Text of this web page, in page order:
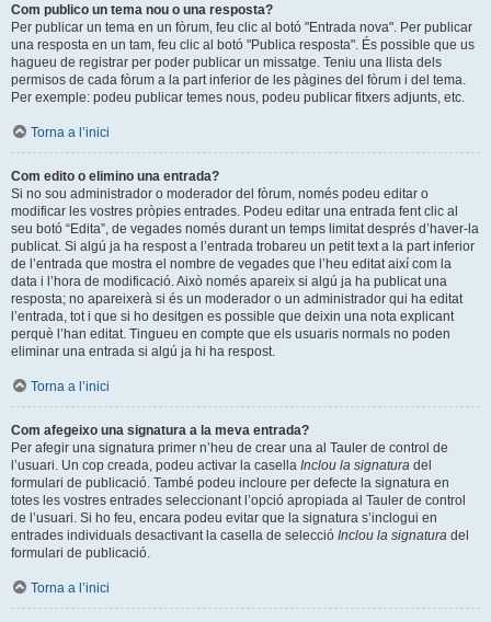
Com publico un tema nou o una resposta?
Per publicar un tema en un fòrum, feu clic al botó "Entrada nova". Per publicar
una resposta en un tam, feu clic al botó "Publica resposta". És possible que us
hagueu de registrar per poder publicar un missatge. Teniu una llista dels
permisos de cada fòrum a la part inferior de les pàgines del fòrum i del tema.
Per exemple: podeu publicar temes nous, podeu publicar fitxers adjunts, etc.
Torna a l’inici
Com edito o elimino una entrada?
Si no sou administrador o moderador del fòrum, només podeu editar o
modificar les vostres pròpies entrades. Podeu editar una entrada fent clic al
seu botó “Edita”, de vegades només durant un temps limitat després d’haver-la
publicat. Si algú ja ha respost a l’entrada trobareu un petit text a la part inferior
de l’entrada que mostra el nombre de vegades que l’heu editat així com la
data i l’hora de modificació. Això només apareix si algú ja ha publicat una
resposta; no apareixerà si és un moderador o un administrador qui ha editat
l’entrada, tot i que si ho desitgen es possible que deixin una nota explicant
perquè l’han editat. Tingueu en compte que els usuaris normals no poden
eliminar una entrada si algú ja hi ha respost.
Torna a l’inici
Com afegeixo una signatura a la meva entrada?
Per afegir una signatura primer n’heu de crear una al Tauler de control de
l’usuari. Un cop creada, podeu activar la casella Inclou la signatura del
formulari de publicació. També podeu incloure per defecte la signatura en
totes les vostres entrades seleccionant l’opció apropiada al Tauler de control
de l’usuari. Si ho feu, encara podeu evitar que la signatura s’inclogui en
entrades individuals desactivant la casella de selecció Inclou la signatura del
formulari de publicació.
Torna a l’inici